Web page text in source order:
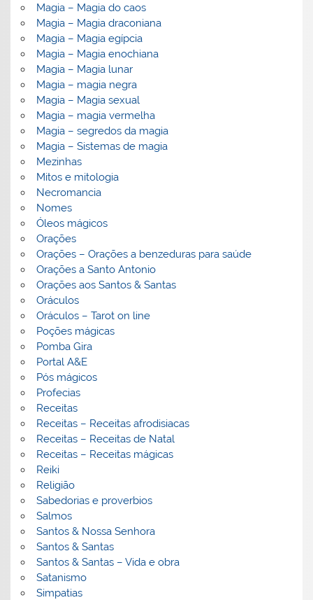
Magia – Magia do caos
Magia – Magia draconiana
Magia – Magia egípcia
Magia – Magia enochiana
Magia – Magia lunar
Magia – magia negra
Magia – Magia sexual
Magia – magia vermelha
Magia – segredos da magia
Magia – Sistemas de magia
Mezinhas
Mitos e mitologia
Necromancia
Nomes
Óleos mágicos
Orações
Orações – Orações a benzeduras para saúde
Orações a Santo Antonio
Orações aos Santos & Santas
Oráculos
Oráculos – Tarot on line
Poções mágicas
Pomba Gira
Portal A&E
Pós mágicos
Profecias
Receitas
Receitas – Receitas afrodisiacas
Receitas – Receitas de Natal
Receitas – Receitas mágicas
Reiki
Religião
Sabedorias e proverbios
Salmos
Santos & Nossa Senhora
Santos & Santas
Santos & Santas – Vida e obra
Satanismo
Simpatias